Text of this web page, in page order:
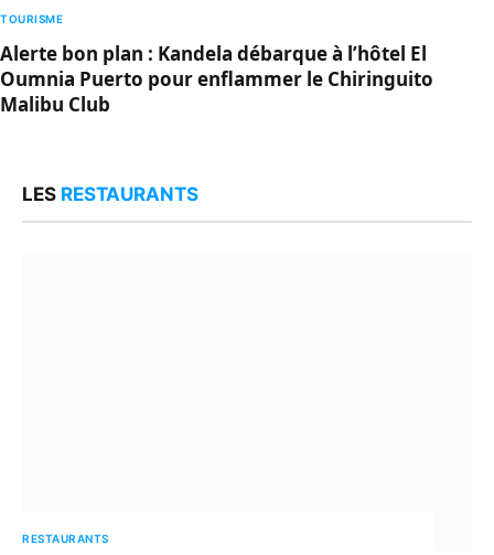
TOURISME
Alerte bon plan : Kandela débarque à l’hôtel El
Oumnia Puerto pour enflammer le Chiringuito
Malibu Club
LES RESTAURANTS
RESTAURANTS